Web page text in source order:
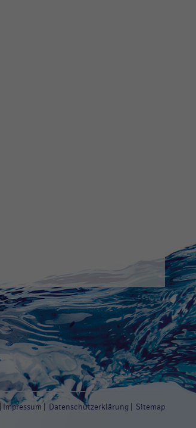
Impressum Datenschutzerklärung Sitemap